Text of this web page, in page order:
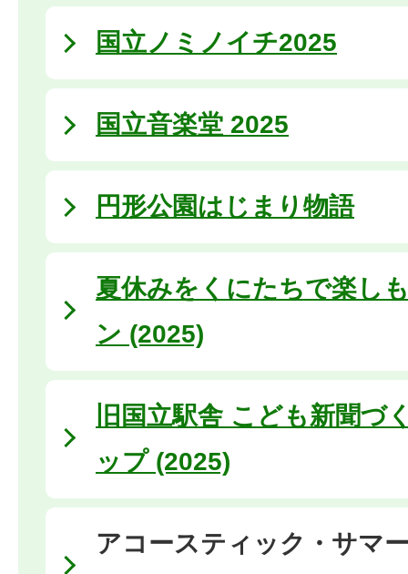
国立ノミノイチ2025
国立音楽堂 2025
円形公園はじまり物語
夏休みをくにたちで楽し
ン (2025)
旧国立駅舎 こども新聞づ
ップ (2025)
アコースティック・サマ